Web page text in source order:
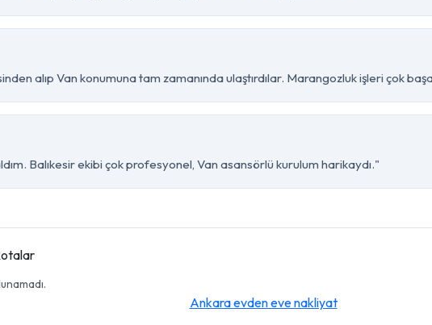
alıp Van konumuna tam zamanında ulaştırdılar. Marangozluk işleri çok
Balıkesir ekibi çok profesyonel, Van asansörlü kurulum harikaydı."
Ankara evden eve nakliyat